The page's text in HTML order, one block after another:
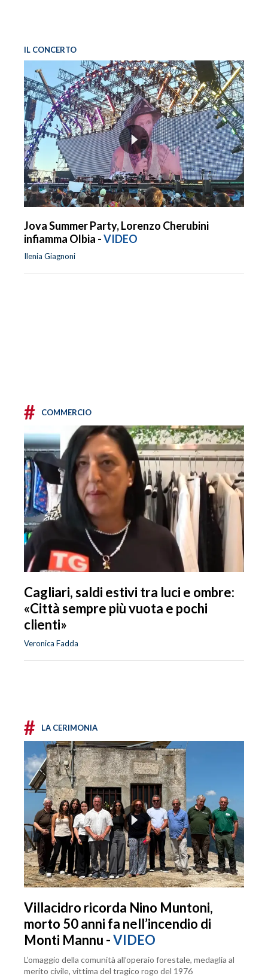
IL CONCERTO
Jova Summer Party, Lorenzo Cherubini
infiamma Olbia -VIDEO
Ilenia Giagnoni
# COMMERCIO
Cagliari, saldi estivi tra luci e ombre:
«Città sempre più vuota e pochi
clienti»
Veronica Fadda
# LA CERIMONIA
Villacidro ricorda Nino Muntoni,
morto 50 anni fa nell’incendio di
Monti Mannu -VIDEO
L’omaggio della comunità all’operaio forestale, medaglia al
merito civile, vittima del tragico rogo del 1976